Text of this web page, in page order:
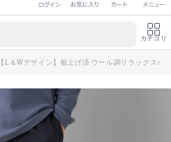
カテゴリ
【L＆Wデザイン】裾上げ済 ウール調リラックスパ